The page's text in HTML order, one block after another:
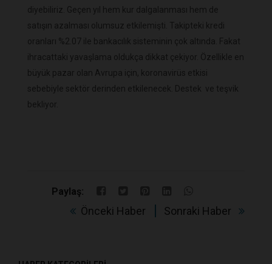
diyebiliriz. Geçen yıl hem kur dalgalanması hem de
satışın azalması olumsuz etkilemişti. Takipteki kredi
oranları %2.07 ile bankacılık sisteminin çok altında. Fakat
ihracattaki yavaşlama oldukça dikkat çekiyor. Özellikle en
büyük pazar olan Avrupa için, koronavirüs etkisi
sebebiyle sektör derinden etkilenecek. Destek ve teşvik
bekliyor.
Paylaş:
Önceki Haber Sonraki Haber